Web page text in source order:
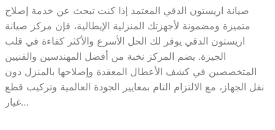
صيانة اريستون الدقي المعتمد إذا كنت تبحث عن خدمة إصلاح
متميزة ومضمونة لأجهزتك المنزلية الإيطالية، فإن مركز صيانة
اريستون الدقي يوفر لك الحل الأسرع والأكثر كفاءة في قلب
الجيزة. يضم المركز نخبة من أفضل المهندسين والفنيين
المتخصصين في كشف الأعطال المعقدة وإصلاحها بالمنزل دون
نقل الجهاز، مع الالتزام التام بمعايير الجودة العالمية وتركيب قطع
غيار…